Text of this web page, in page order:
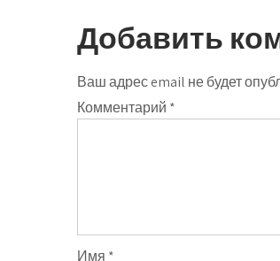
Добавить
Ваш адрес email не будет
Комментарий *
Имя *